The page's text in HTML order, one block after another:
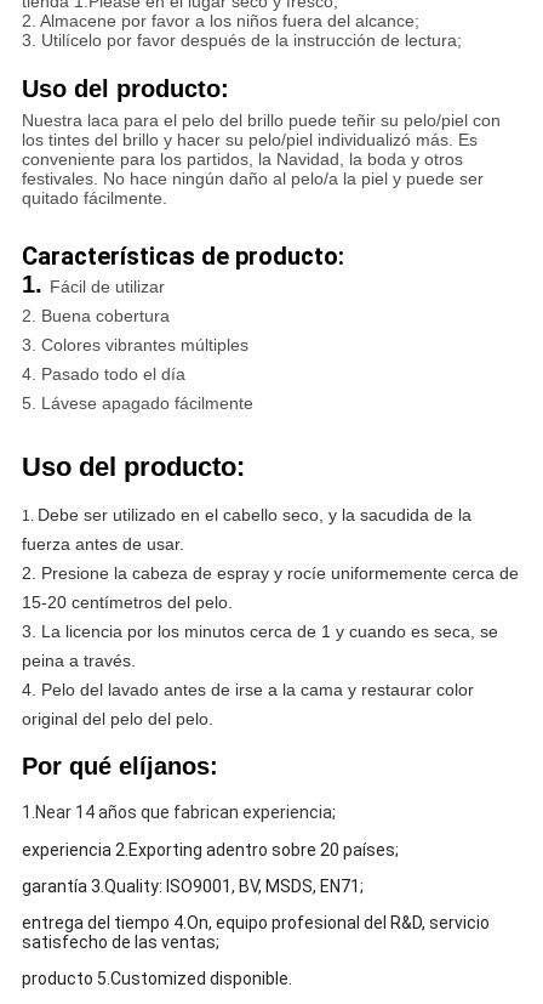
2. Almacene por favor a los niños fuera del alcance;
3. Utilícelo por favor después de la instrucción de lectura;
Uso del producto:
Nuestra laca para el pelo del brillo puede teñir su pelo/piel con
los tintes del brillo y hacer su pelo/piel individualizó más. Es
conveniente para los partidos, la Navidad, la boda y otros
festivales. No hace ningún daño al pelo/a la piel y puede ser
quitado fácilmente.
Características de producto:
1. Fácil de utilizar
2. Buena cobertura
3. Colores vibrantes múltiples
4. Pasado todo el día
5. Lávese apagado fácilmente
Uso del producto:
1. Debe ser utilizado en el cabello seco, y la sacudida de la
fuerza antes de usar.
2. Presione la cabeza de espray y rocíe uniformemente cerca de
15-20 centímetros del pelo.
3. La licencia por los minutos cerca de 1 y cuando es seca, se
peina a través.
4. Pelo del lavado antes de irse a la cama y restaurar color
original del pelo del pelo.
Por qué elíjanos:
1.Near 14 años que fabrican experiencia;
experiencia 2.Exporting adentro sobre 20 países;
garantía 3.Quality: ISO9001, BV, MSDS, EN71;
entrega del tiempo 4.On, equipo profesional del R&D, servicio
satisfecho de las ventas;
producto 5.Customized disponible.